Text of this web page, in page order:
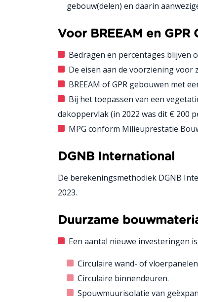
gebouw(delen) en daarin
Voor BREEAM en GPR
Bedragen en percentages blijven
De eisen aan de voorziening voor
BREEAM of GPR gebouwen met
Bij het toepassen van een
dakoppervlak (in 2022 was dit € 200
MPG conform Milieuprestatie
DGNB International
De berekeningsmethodiek DGNB
2023.
Duurzame
Een aantal nieuwe investeringen
Circulaire wand- of
Circulaire binnendeuren.
Spouwmuurisolatie van